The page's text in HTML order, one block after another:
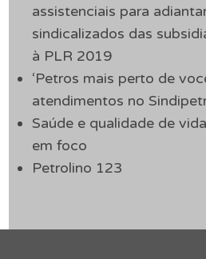
assistenciais para
sindicalizados das
à PLR 2019
‘Petros mais perto de
atendimentos no
Saúde e qualidade de
em foco
Petrolino 123